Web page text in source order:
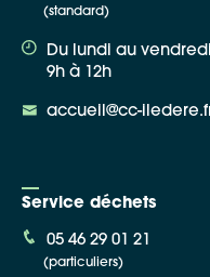
(standard)
Du lundi au vendredi
9h à 12h
accueil@cc-
Service déchets
05 46 29 01 21
(particuliers)